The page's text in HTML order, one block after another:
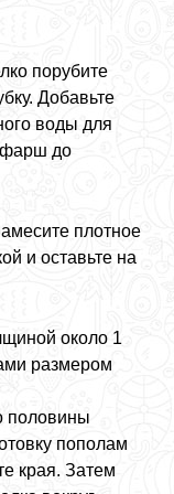
порубите
Добавьте
воды для
фарш до
плотное
и оставьте на
около 1
размером
половины
пополам
края. Затем